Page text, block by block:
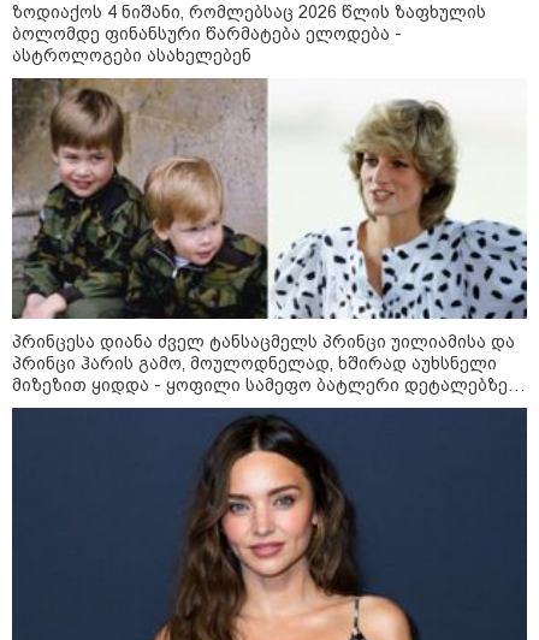
11:17 / 08-08-2026
არშემდგარი ქორწინება 15 წლით უფროს
ქართველთან - ალინა კაბაევას
საიდუმლო ცხოვრება: როგორ
გამოიყურებოდა ის პლასტიკურ
ოპერაციებამდე
14:20 / 08-08-2026
"ქალაქი დავთმე, მაგრამ
ქალურობა - არა. ვერ იჯერებენ
ფერმერი თუ ვარ" - როგორ
ცხოვრობს ახალგაზრდა ქალი,
რომელიც ქალაქიდან სოფლად
გადავიდა და ფერმერი გახდა
09:36 / 08-08-2026
"ბავშვობიდან ასე ვარ..
ფანატიკურად ვარ შეყვარებული
საქართველოზე" - გაიცანით
მარტინ გუიმჯიანი, ქართულ
ენასა და საქართველოზე
შეყვარებული სომეხი ბიჭი
ზოდიაქოს 4 ნიშანი, რომლებსაც 2026 წლის ზაფხულის
ბოლომდე ფინანსური წარმატება ელოდება -
ასტროლოგები ასახელებენ
პრინცესა დიანა ძველ ტანსაცმელს პრინცი უილიამისა და
პრინცი ჰარის გამო, მოულოდნელად, ხშირად აუხსნელი
მიზეზით ყიდდა - ყოფილი სამეფო ბატლერი დეტალებზე
საკუთარ წიგნში საუბრობს